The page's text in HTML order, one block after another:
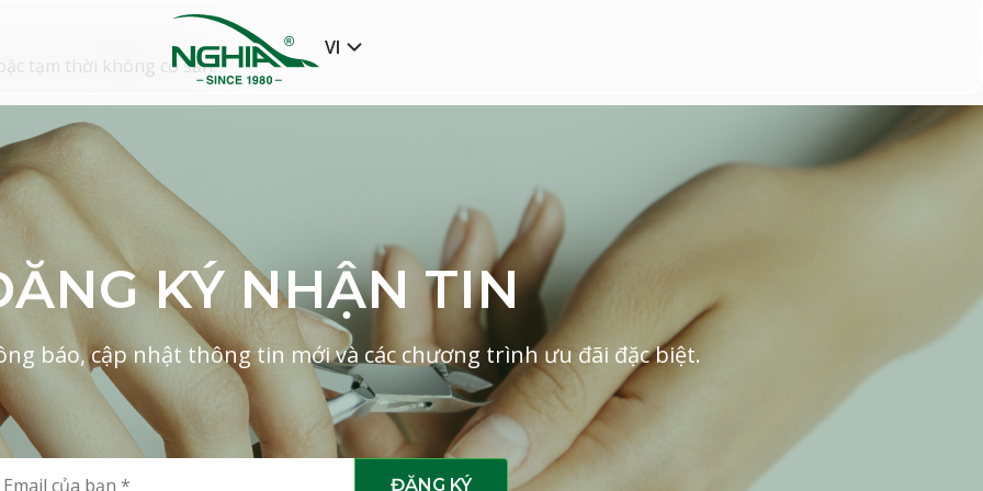
VI
tạm thời không có sẵn.
KÝ NHẬN TIN
báo, cập nhật thông tin mới và các chương trình ưu đãi đặc biệt.
ĐĂNG KÝ